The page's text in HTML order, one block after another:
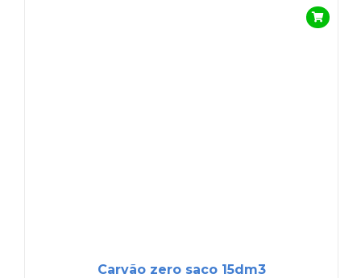
Carvão zero saco 15dm3